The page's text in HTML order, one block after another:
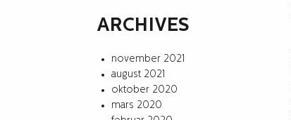
ARCHIVES
november 2021
august 2021
oktober 2020
mars 2020